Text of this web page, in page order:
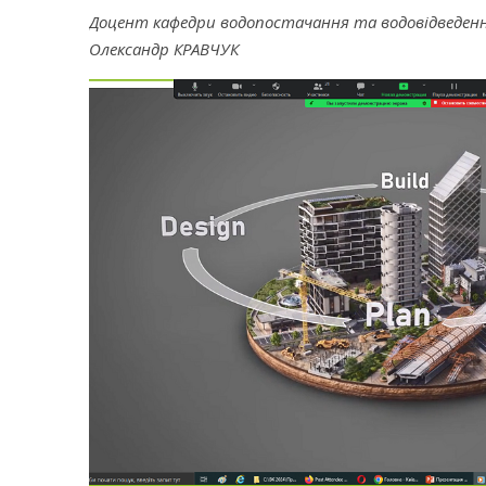
Доцент кафедри водопостачання та
Олександр КРАВЧУК